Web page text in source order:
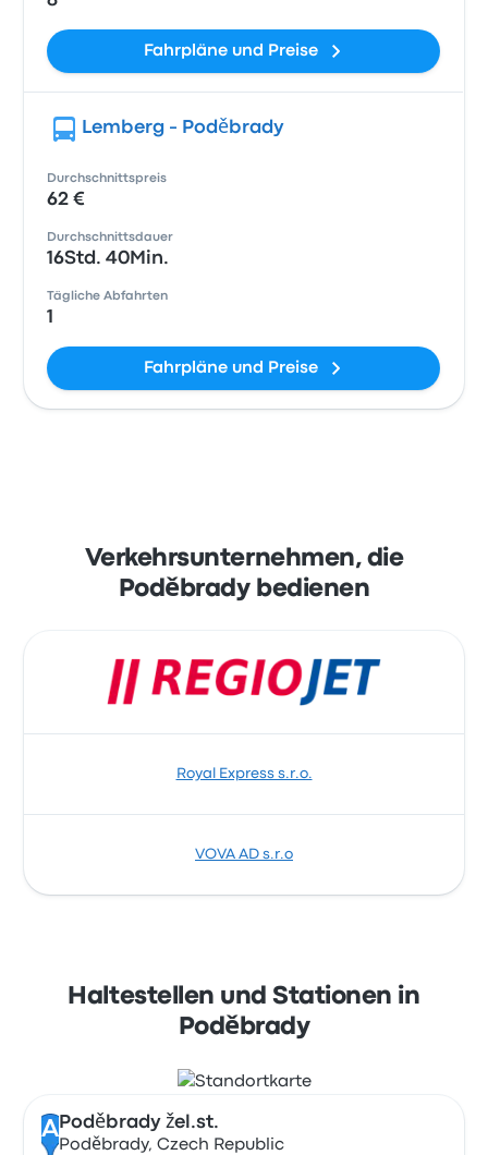
Fahrpläne und Preise
Lemberg - Poděbrady
Durchschnittspreis
62 €
Durchschnittsdauer
16Std. 40Min.
Tägliche Abfahrten
1
Fahrpläne und Preise
Verkehrsunternehmen, die
Poděbrady bedienen
Royal Express s.r.o.
VOVA AD s.r.o
Haltestellen und Stationen in
Poděbrady
A Poděbrady žel.st.
Poděbrady, Czech Republic